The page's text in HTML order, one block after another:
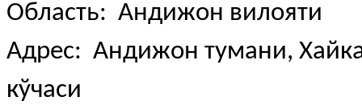
Область: Андижон вилояти
Адрес: Андижон тумани,
кўчаси